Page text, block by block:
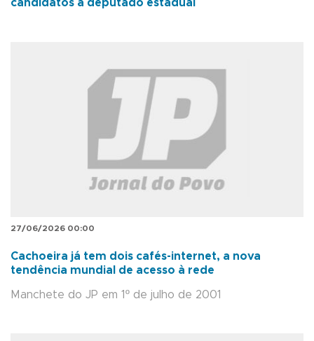
candidatos a deputado estadual
27/06/2026 00:00
Cachoeira já tem dois cafés-internet, a nova
tendência mundial de acesso à rede
Manchete do JP em 1º de julho de 2001